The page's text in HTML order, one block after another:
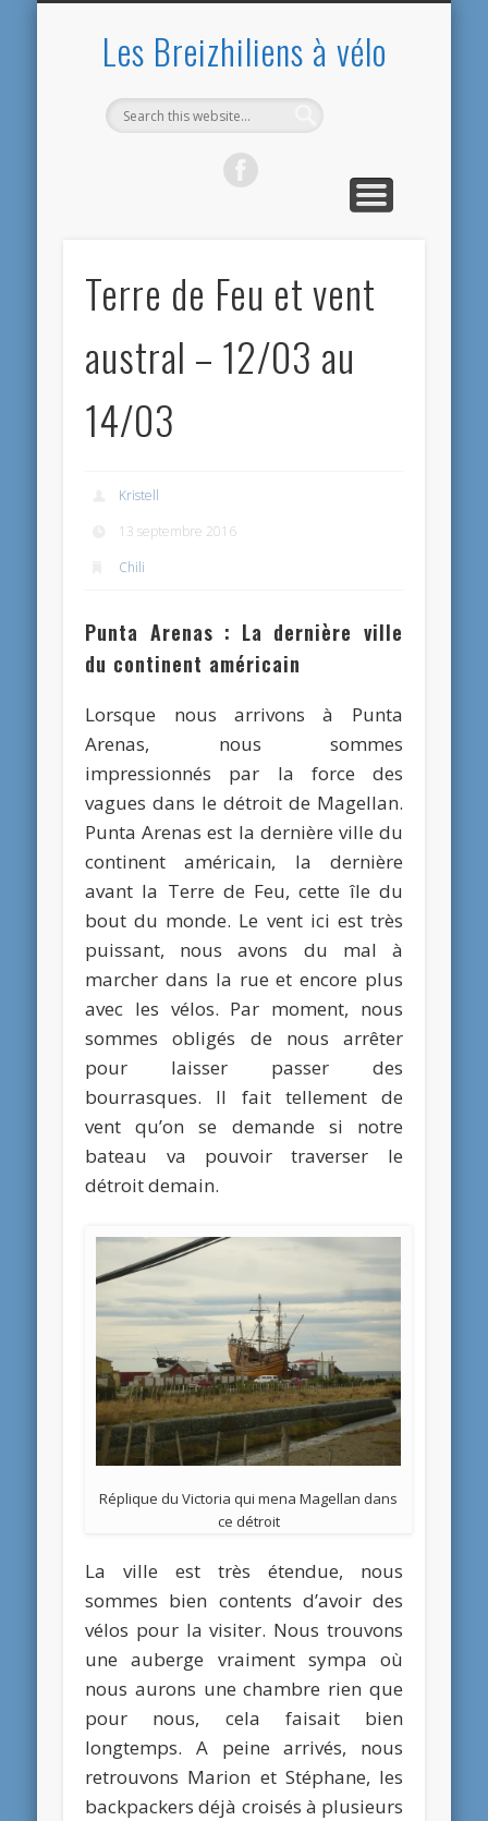
Les Breizhiliens à vélo
Terre de Feu et vent
austral – 12/03 au
14/03
Kristell
13 septembre 2016
Chili
Punta Arenas : La dernière ville
du continent américain
Lorsque nous arrivons à Punta
Arenas, nous sommes
impressionnés par la force des
vagues dans le détroit de Magellan.
Punta Arenas est la dernière ville du
continent américain, la dernière
avant la Terre de Feu, cette île du
bout du monde. Le vent ici est très
puissant, nous avons du mal à
marcher dans la rue et encore plus
avec les vélos. Par moment, nous
sommes obligés de nous arrêter
pour laisser passer des
bourrasques. Il fait tellement de
vent qu’on se demande si notre
bateau va pouvoir traverser le
détroit demain.
Réplique du Victoria qui mena Magellan dans
ce détroit
La ville est très étendue, nous
sommes bien contents d’avoir des
vélos pour la visiter. Nous trouvons
une auberge vraiment sympa où
nous aurons une chambre rien que
pour nous, cela faisait bien
longtemps. A peine arrivés, nous
retrouvons Marion et Stéphane, les
backpackers déjà croisés à plusieurs